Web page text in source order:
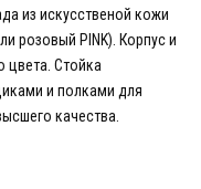
из искусственой кожи
розовый PINK). Корпус и
цвета. Стойка
и полками для
качества.